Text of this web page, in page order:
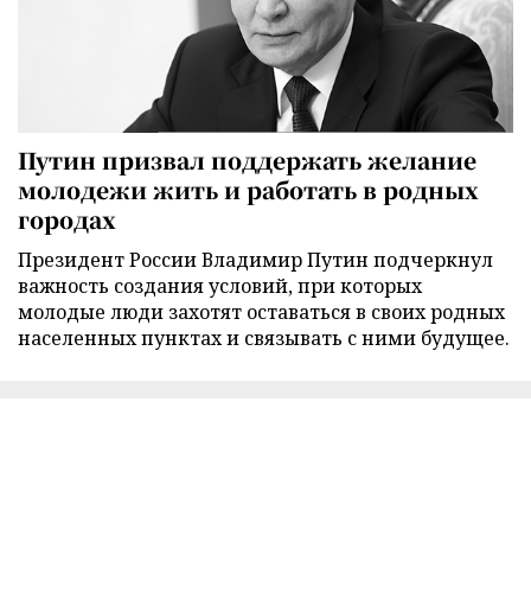
Путин призвал поддержать желание
молодежи жить и работать в родных
городах
Президент России Владимир Путин подчеркнул
важность создания условий, при которых
молодые люди захотят оставаться в своих родных
населенных пунктах и связывать с ними будущее.